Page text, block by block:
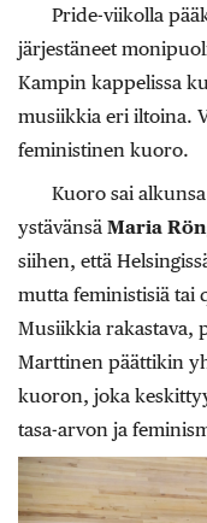
Pride-viikolla
järjestäneet
Kampin kappelissa
musiikkia eri iltoina.
feministinen kuoro.
Kuoro sai
ystävänsä Maria
siihen, että
mutta feministisiä tai
Musiikkia rakastava,
Marttinen päättikin
kuoron, joka
tasa-arvon ja